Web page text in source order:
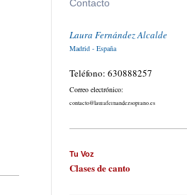
Contacto
Laura Fernández Alcalde
Madrid - España
Teléfono: 630888257
Correo electrónico:
contacto@laurafernandezsoprano.es
Tu Voz
Clases de canto